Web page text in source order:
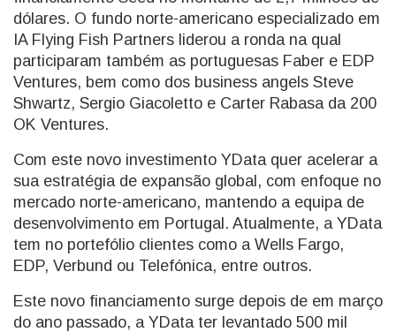
dólares. O fundo norte-americano especializado em
IA Flying Fish Partners liderou a ronda na qual
participaram também as portuguesas Faber e EDP
Ventures, bem como dos business angels Steve
Shwartz, Sergio Giacoletto e Carter Rabasa da 200
OK Ventures.
Com este novo investimento YData quer acelerar a
sua estratégia de expansão global, com enfoque no
mercado norte-americano, mantendo a equipa de
desenvolvimento em Portugal. Atualmente, a YData
tem no portefólio clientes como a Wells Fargo,
EDP, Verbund ou Telefónica, entre outros.
Este novo financiamento surge depois de em março
do ano passado, a YData ter levantado 500 mil